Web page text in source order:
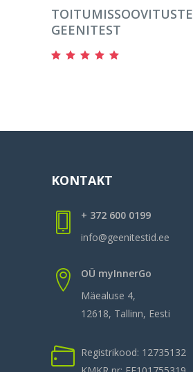
LISA KORVI
TOITUMISSOOVITUSTE
GEENITEST
KONTAKT
+ 372 600 0199
info@geenitestid.ee
OÜ myInnerGo
Mäealuse 4,
12618, Tallinn, Eesti
Registrikood: 12735132